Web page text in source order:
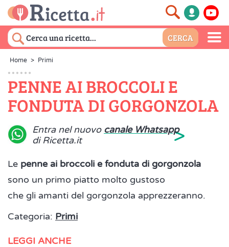
Home > Primi
PENNE AI BROCCOLI E
FONDUTA DI GORGONZOLA
Entra nel nuovo canale Whatsapp
di Ricetta.it
>
Le penne ai broccoli e fonduta di gorgonzola
sono un primo piatto molto gustoso
che gli amanti del gorgonzola apprezzeranno.
Categoria: Primi
LEGGI ANCHE